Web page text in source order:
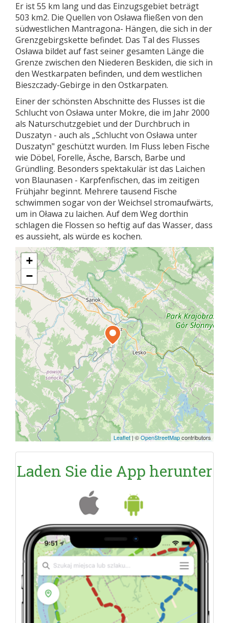
Er ist 55 km lang und das Einzugsgebiet beträgt
503 km2. Die Quellen von Osława fließen von den
südwestlichen Mantragona- Hängen, die sich in der
Grenzgebirgskette befindet. Das Tal des Flusses
Osława bildet auf fast seiner gesamten Länge die
Grenze zwischen den Niederen Beskiden, die sich in
den Westkarpaten befinden, und dem westlichen
Bieszczady-Gebirge in den Ostkarpaten.
Einer der schönsten Abschnitte des Flusses ist die
Schlucht von Osława unter Mokre, die im Jahr 2000
als Naturschutzgebiet und der Durchbruch in
Duszatyn - auch als „Schlucht von Osława unter
Duszatyn" geschützt wurden. Im Fluss leben Fische
wie Döbel, Forelle, Äsche, Barsch, Barbe und
Gründling. Besonders spektakulär ist das Laichen
von Blaunasen - Karpfenfischen, das im zeitigen
Frühjahr beginnt. Mehrere tausend Fische
schwimmen sogar von der Weichsel stromaufwärts,
um in Oława zu laichen. Auf dem Weg dorthin
schlagen die Flossen so heftig auf das Wasser, dass
es aussieht, als würde es kochen.
+
−
Leaflet|©OpenStreetMapcontributors
Laden Sie die App herunter